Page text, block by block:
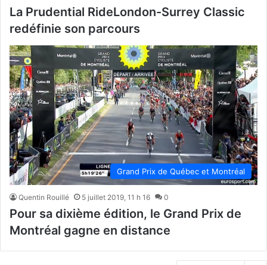
La Prudential RideLondon-Surrey Classic
redéfinie son parcours
Grand Prix de Québec et Montréal
Quentin Rouillé 5 juillet 2019, 11 h 16 0
Pour sa dixième édition, le Grand Prix de
Montréal gagne en distance